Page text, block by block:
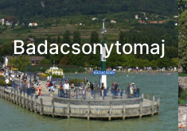
Badacsonytomaj